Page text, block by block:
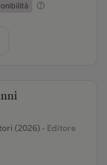
(2026)- Editore